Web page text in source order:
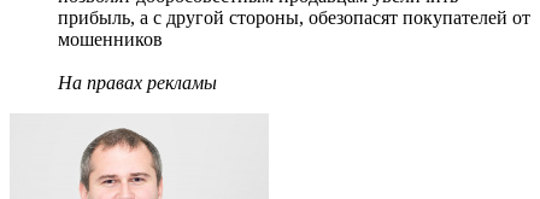
прибыль, а с другой стороны, обезопасят покупателей от
мошенников
На правах рекламы